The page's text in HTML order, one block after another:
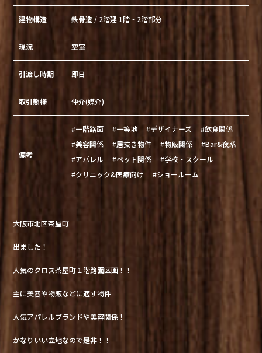
建物構造 鉄骨造 / 2階建 1階・2階部分
現況 空室
引渡し時期 即日
取引態様 仲介(媒介)
備考
#一階路面 #一等地 #デザイナーズ
#飲食関係
#美容関係
#居抜き物件 #物販関係
#Bar&夜系
#アパレル
#ペット関係
#学校・スクール
#クリニック&医療向け
#ショールーム
大阪市北区茶屋町
出ました！
人気のクロス茶屋町１階路面区画！！
主に美容や物販などに適す物件
人気アパレルブランドや美容関係！
かなりいい立地なので是非！！